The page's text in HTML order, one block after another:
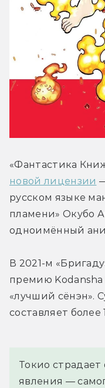
«Фантастика
новой лицензии
русском языке
пламени» Окубо
одноимённый
В 2021-м
премию
«лучший сёнэн».
составляет
Токио страдает
явления —